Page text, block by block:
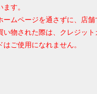
ます。
ームページを通さずに、店舗
い物された際は、クレジット
はご使用になれません。